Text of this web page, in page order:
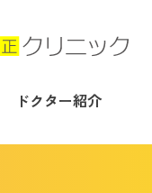
ドクター紹介